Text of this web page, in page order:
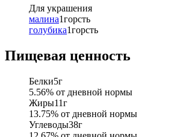
Для украшения
малина1горсть
голубика1горсть
Пищевая ценность
Белки5г
5.56% от дневной нормы
Жиры11г
13.75% от дневной нормы
Углеводы38г